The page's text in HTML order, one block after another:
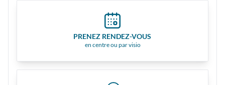
PRENEZ RENDEZ-VOUS
en centre ou par visio